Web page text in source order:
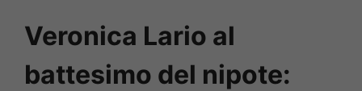
Veronica Lario al
battesimo del nipote: